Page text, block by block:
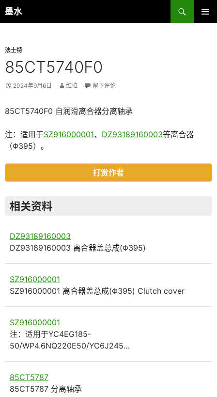
跳
至
墨水
搜
索
法士特
85CT5740F0
2024年9月6日 维拉 留下评论
85CT5740F0 自润滑离合器分离轴承
注：适用于SZ916000001、 DZ93189160003等离合器
（Φ395）。
打赏作者
相关资料
DZ93189160003
DZ93189160003 离合器盖总成(Φ395)
SZ916000001
SZ916000001 离合器盖总成(Φ395) Clutch cover
SZ916000001
注：适用于YC4EG185-
50/WP4.6NQ220E50/YC6J245…
85CT5787
85CT5787 分离轴承